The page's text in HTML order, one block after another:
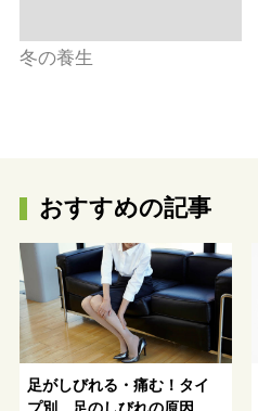
冬の養生
おすすめの記事
足がしびれる・痛む！タイ
プ別、足のしびれの原因と